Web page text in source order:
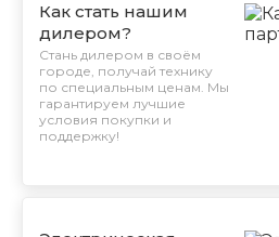
Как стать нашим
дилером?
Стань дилером в своём
городе, получай технику
по специальным ценам. Мы
гарантируем лучшие
условия покупки и
поддержку!